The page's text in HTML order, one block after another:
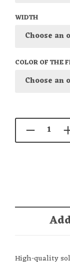
WIDTH
COLOR OF THE
High-quality